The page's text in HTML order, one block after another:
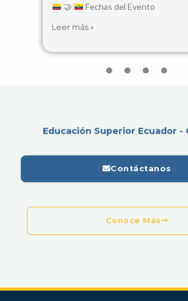
🤝
Fechas del Evento
Leer más »
Educación Superior Ecuador -
Contáctanos
Conoce Más